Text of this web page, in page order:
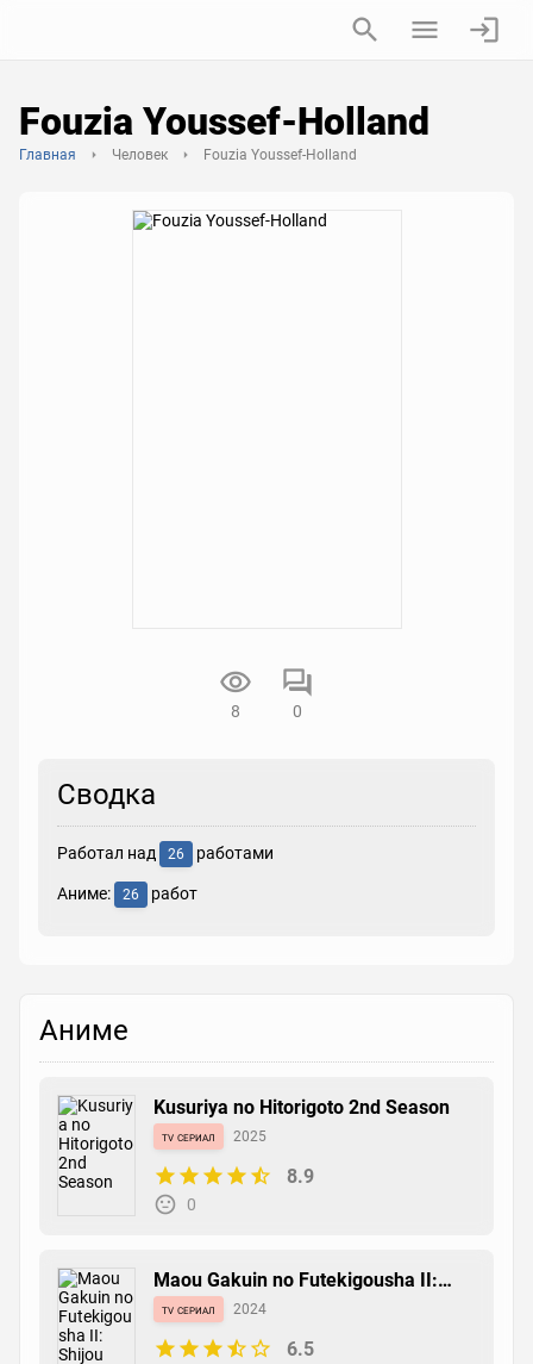
Fouzia Youssef-Holland
Главная Человек Fouzia Youssef-Holland
8 0
Сводка
Работал над 26 работами
Аниме: 26 работ
Аниме
Kusuriya no Hitorigoto 2nd Season
tv сериал 2025
8.9
0
Maou Gakuin no Futekigousha II:
Shijou Saikyou no Maou no Shiso,
Tensei shite Shison-tachi no Gakkou
e Kayou Part 2
tv сериал 2024
6.5